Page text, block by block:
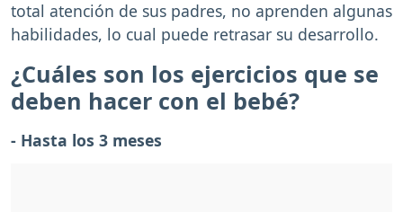
total atención de sus padres, no aprenden algunas
habilidades, lo cual puede retrasar su desarrollo.
¿Cuáles son los ejercicios que se
deben hacer con el bebé?
- Hasta los 3 meses